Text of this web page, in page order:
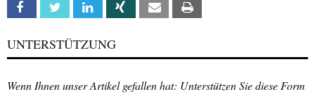
Facebook Twitter Linkedin Xing Email
UNTERSTÜTZUNG
Wenn Ihnen unser Artikel gefallen hat: Unterstützen Sie diese Form